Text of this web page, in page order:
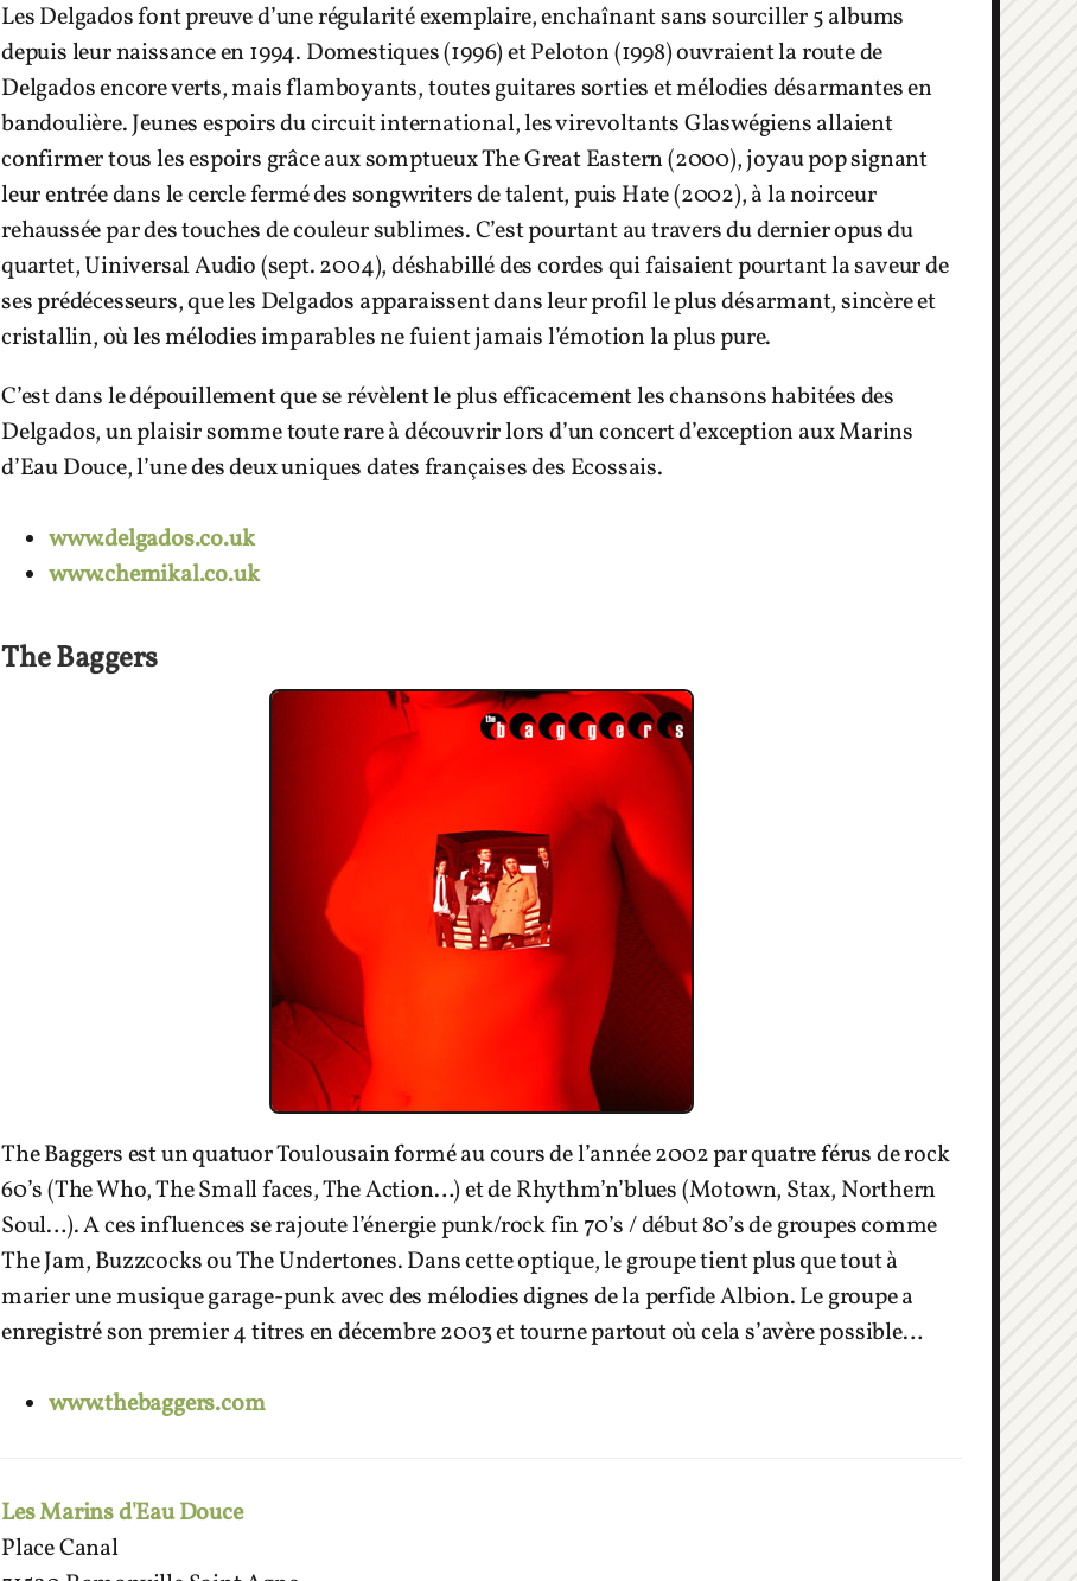
Les Delgados font preuve d’une régularité exemplaire, enchaînant sans sourciller 5 albums
depuis leur naissance en 1994. Domestiques (1996) et Peloton (1998) ouvraient la route de
Delgados encore verts, mais flamboyants, toutes guitares sorties et mélodies désarmantes en
bandoulière. Jeunes espoirs du circuit international, les virevoltants Glaswégiens allaient
confirmer tous les espoirs grâce aux somptueux The Great Eastern (2000), joyau pop signant
leur entrée dans le cercle fermé des songwriters de talent, puis Hate (2002), à la noirceur
rehaussée par des touches de couleur sublimes. C’est pourtant au travers du dernier opus du
quartet, Uiniversal Audio (sept. 2004), déshabillé des cordes qui faisaient pourtant la saveur de
ses prédécesseurs, que les Delgados apparaissent dans leur profil le plus désarmant, sincère et
cristallin, où les mélodies imparables ne fuient jamais l’émotion la plus pure.
C’est dans le dépouillement que se révèlent le plus efficacement les chansons habitées des
Delgados, un plaisir somme toute rare à découvrir lors d’un concert d’exception aux Marins
d’Eau Douce, l’une des deux uniques dates françaises des Ecossais.
www.delgados.co.uk
www.chemikal.co.uk
The Baggers
The Baggers est un quatuor Toulousain formé au cours de l’année 2002 par quatre férus de rock
60’s (The Who, The Small faces, The Action…) et de Rhythm’n’blues (Motown, Stax, Northern
Soul…). A ces influences se rajoute l’énergie punk/rock fin 70’s / début 80’s de groupes comme
The Jam, Buzzcocks ou The Undertones. Dans cette optique, le groupe tient plus que tout à
marier une musique garage-punk avec des mélodies dignes de la perfide Albion. Le groupe a
enregistré son premier 4 titres en décembre 2003 et tourne partout où cela s’avère possible…
www.thebaggers.com
Les Marins d'Eau Douce
Place Canal